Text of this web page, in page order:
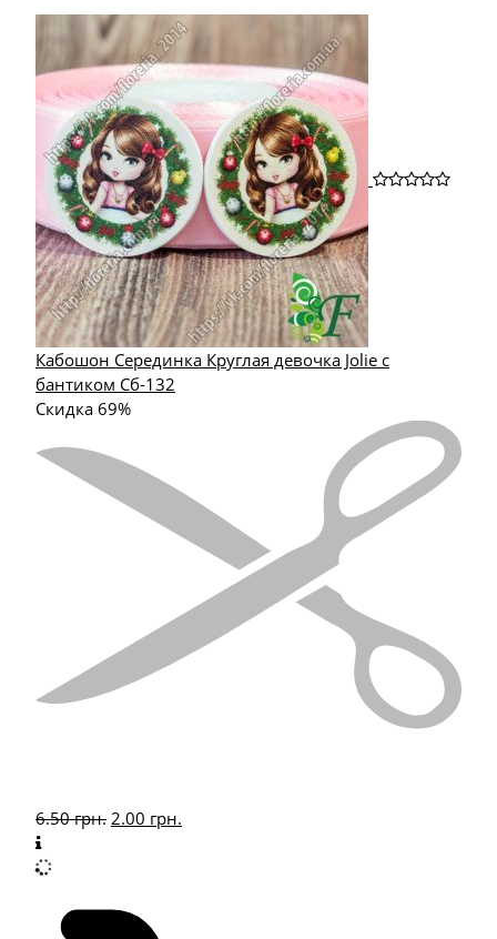
Кабошон Серединка Круглая девочка Jolie с
бантиком Сб-132
Скидка 69%
6.50грн. 2.00 грн.